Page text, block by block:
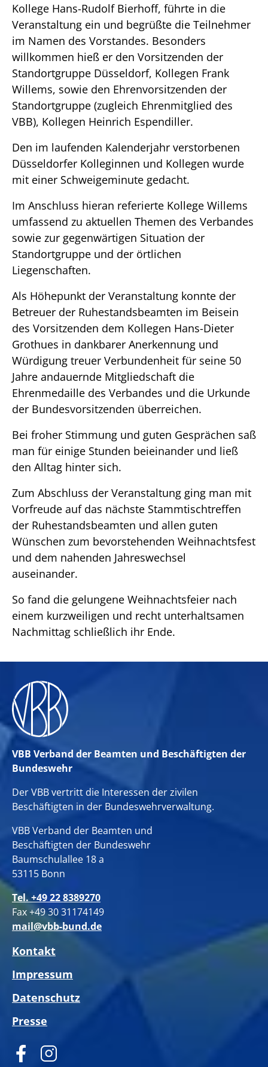
Kollege Hans-Rudolf Bierhoff, führte in die
Veranstaltung ein und begrüßte die Teilnehmer
im Namen des Vorstandes. Besonders
willkommen hieß er den Vorsitzenden der
Standortgruppe Düsseldorf, Kollegen Frank
Willems, sowie den Ehrenvorsitzenden der
Standortgruppe (zugleich Ehrenmitglied des
VBB), Kollegen Heinrich Espendiller.
Den im laufenden Kalenderjahr verstorbenen
Düsseldorfer Kolleginnen und Kollegen wurde
mit einer Schweigeminute gedacht.
Im Anschluss hieran referierte Kollege Willems
umfassend zu aktuellen Themen des Verbandes
sowie zur gegenwärtigen Situation der
Standortgruppe und der örtlichen
Liegenschaften.
Als Höhepunkt der Veranstaltung konnte der
Betreuer der Ruhestandsbeamten im Beisein
des Vorsitzenden dem Kollegen Hans-Dieter
Grothues in dankbarer Anerkennung und
Würdigung treuer Verbundenheit für seine 50
Jahre andauernde Mitgliedschaft die
Ehrenmedaille des Verbandes und die Urkunde
der Bundesvorsitzenden überreichen.
Bei froher Stimmung und guten Gesprächen saß
man für einige Stunden beieinander und ließ
den Alltag hinter sich.
Zum Abschluss der Veranstaltung ging man mit
Vorfreude auf das nächste Stammtischtreffen
der Ruhestandsbeamten und allen guten
Wünschen zum bevorstehenden Weihnachtsfest
und dem nahenden Jahreswechsel
auseinander.
So fand die gelungene Weihnachtsfeier nach
einem kurzweiligen und recht unterhaltsamen
Nachmittag schließlich ihr Ende.
VBB Verband der Beamten und Beschäftigten der
Bundeswehr
Der VBB vertritt die Interessen der zivilen
Beschäftigten in der Bundeswehrverwaltung.
VBB Verband der Beamten und
Beschäftigten der Bundeswehr
Baumschulallee 18 a
53115 Bonn
Tel. +49 22 8389270
Fax +49 30 31174149
mail@vbb-bund.de
Kontakt
Impressum
Datenschutz
Presse